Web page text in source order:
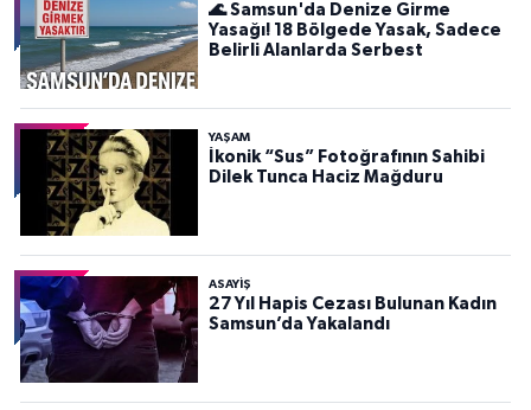
🌊 Samsun'da Denize Girme
Yasağı! 18 Bölgede Yasak, Sadece
Belirli Alanlarda Serbest
YAŞAM
İkonik “Sus” Fotoğrafının Sahibi
Dilek Tunca Haciz Mağduru
ASAYIŞ
27 Yıl Hapis Cezası Bulunan Kadın
Samsun’da Yakalandı